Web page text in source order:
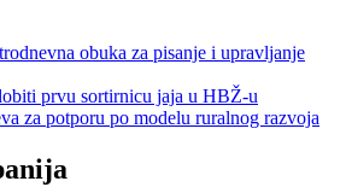
obuka za pisanje i upravljanje
prvu sortirnicu jaja u HBŽ-u
za potporu po modelu ruralnog razvoja